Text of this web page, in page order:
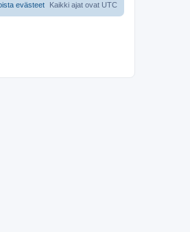
Kaikki ajat ovat UTC
evästeet